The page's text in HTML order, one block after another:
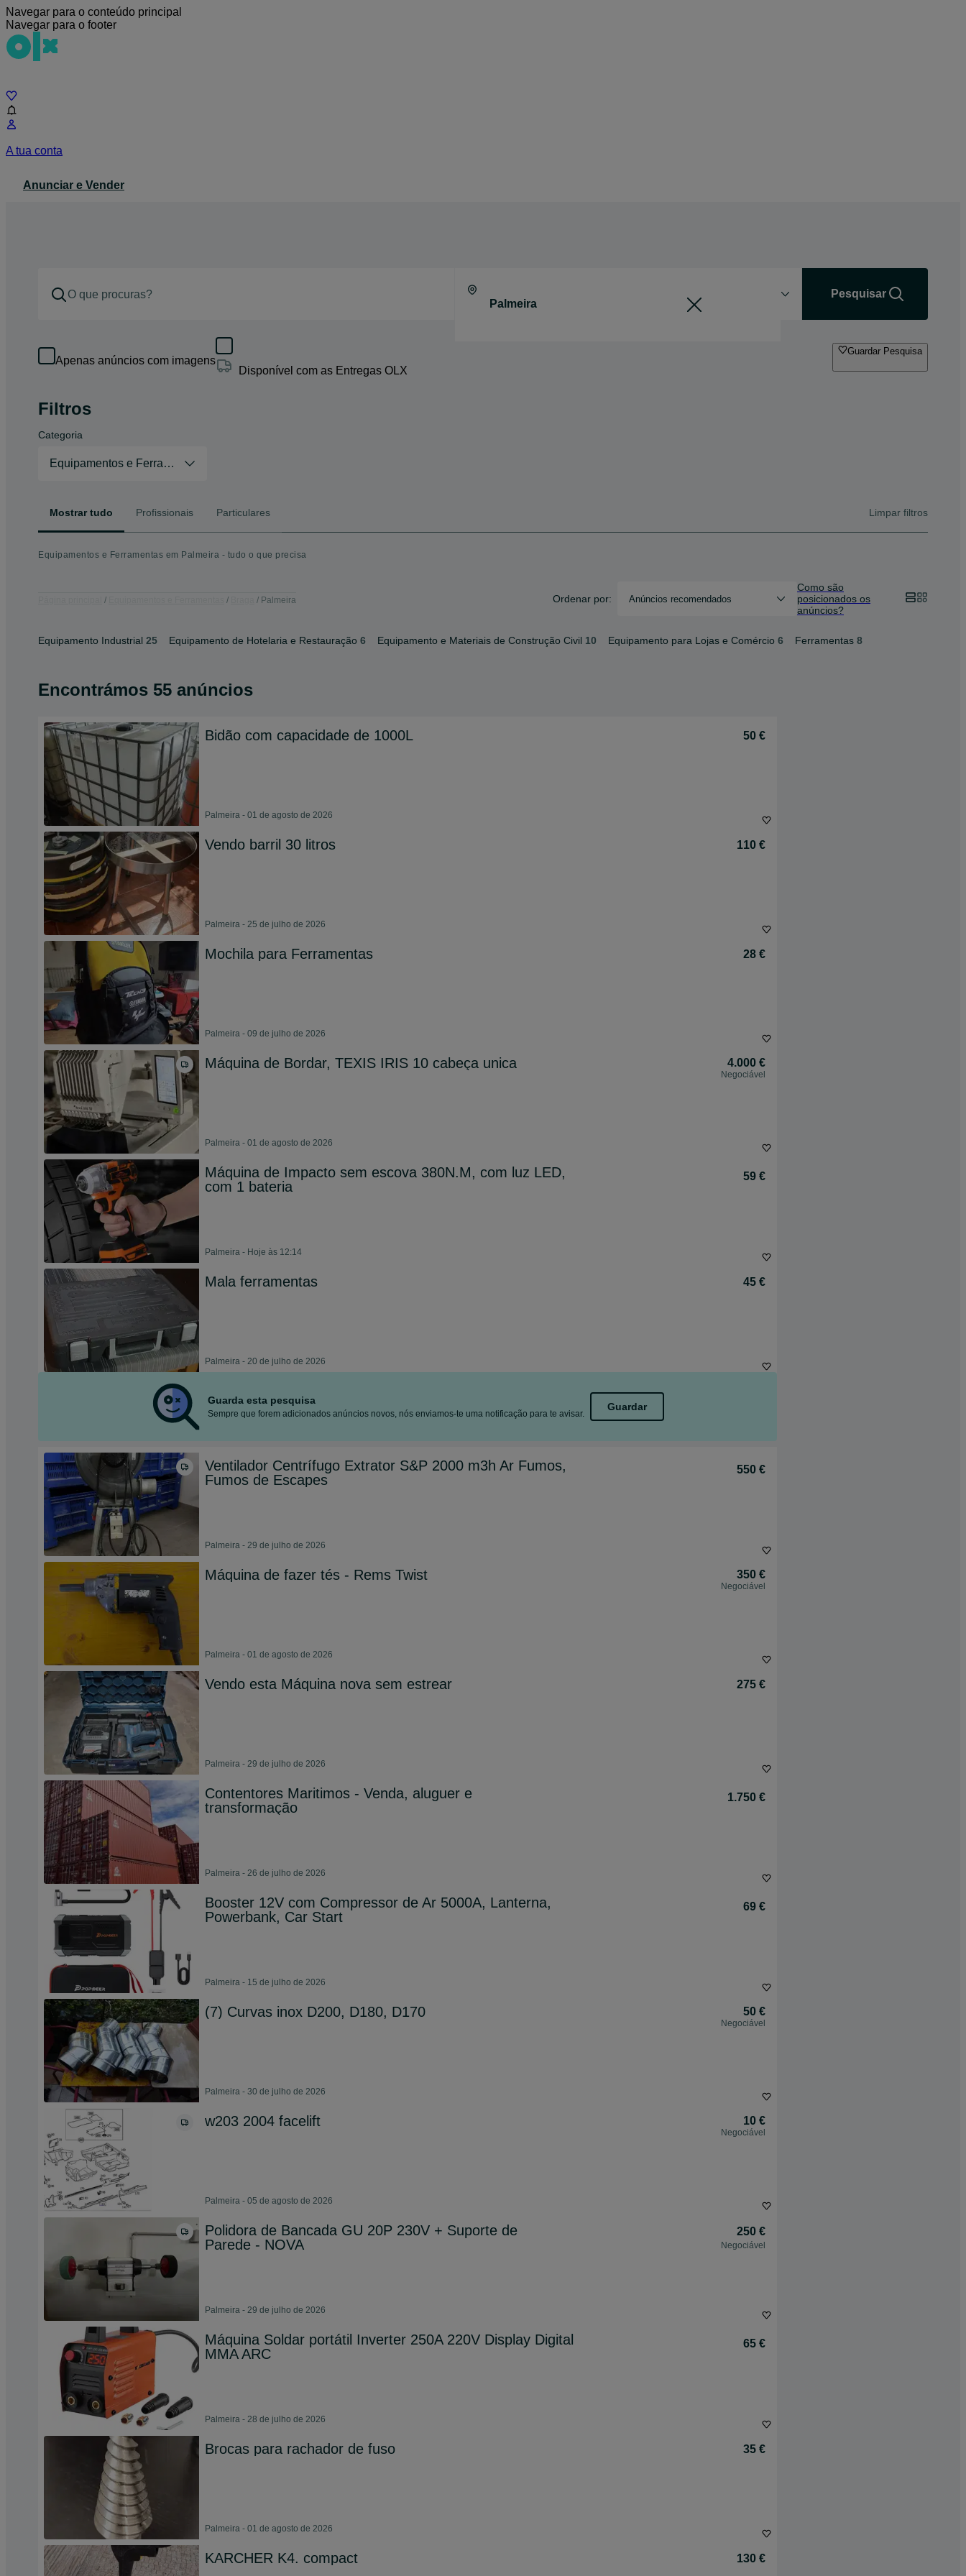
Navegar para o conteúdo principal
Navegar para o footer
A tua conta
Anunciar e Vender
Pesquisar
Apenas anúncios com imagens
Disponível com as Entregas OLX
Guardar Pesquisa
Filtros
Categoria
Equipamentos e Ferramentas
Mostrar tudo Profissionais Particulares Limpar filtros
Equipamentos e Ferramentas em Palmeira - tudo o que precisa
Palmeira Ordenar por: Anúncios recomendados
Como são
posicionados os
anúncios?
Equipamento Industrial 25 Equipamento de Hotelaria e Restauração 6 Equipamento e Materiais de Construção Civil 10 Equipamento para Lojas e Comércio 6 Ferramentas 8
Encontrámos 55 anúncios
Bidão com capacidade de 1000L 50 €
Palmeira - 01 de agosto de 2026
Vendo barril 30 litros 110 €
Palmeira - 25 de julho de 2026
Mochila para Ferramentas 28 €
Palmeira - 09 de julho de 2026
Máquina de Bordar, TEXIS IRIS 10 cabeça unica 4.000 €
Negociável
Palmeira - 01 de agosto de 2026
Máquina de Impacto sem escova 380N.M, com luz LED,
com 1 bateria
59 €
Palmeira - Hoje às 12:14
Mala ferramentas 45 €
Palmeira - 20 de julho de 2026
Guarda esta pesquisa
Sempre que forem adicionados anúncios novos, nós enviamos-te uma notificação para te avisar.
Guardar
Ventilador Centrífugo Extrator S&P 2000 m3h Ar Fumos,
Fumos de Escapes
550 €
Palmeira - 29 de julho de 2026
Máquina de fazer tés - Rems Twist 350 €
Negociável
Palmeira - 01 de agosto de 2026
Vendo esta Máquina nova sem estrear 275 €
Palmeira - 29 de julho de 2026
Contentores Maritimos - Venda, aluguer e
transformação
1.750 €
Palmeira - 26 de julho de 2026
Booster 12V com Compressor de Ar 5000A, Lanterna,
Powerbank, Car Start
69 €
Palmeira - 15 de julho de 2026
(7) Curvas inox D200, D180, D170 50 €
Negociável
Palmeira - 30 de julho de 2026
w203 2004 facelift 10 €
Negociável
Palmeira - 05 de agosto de 2026
Polidora de Bancada GU 20P 230V + Suporte de
Parede - NOVA
250 €
Negociável
Palmeira - 29 de julho de 2026
Máquina Soldar portátil Inverter 250A 220V Display Digital
MMA ARC
65 €
Palmeira - 28 de julho de 2026
Brocas para rachador de fuso 35 €
Palmeira - 01 de agosto de 2026
KARCHER K4. compact 130 €